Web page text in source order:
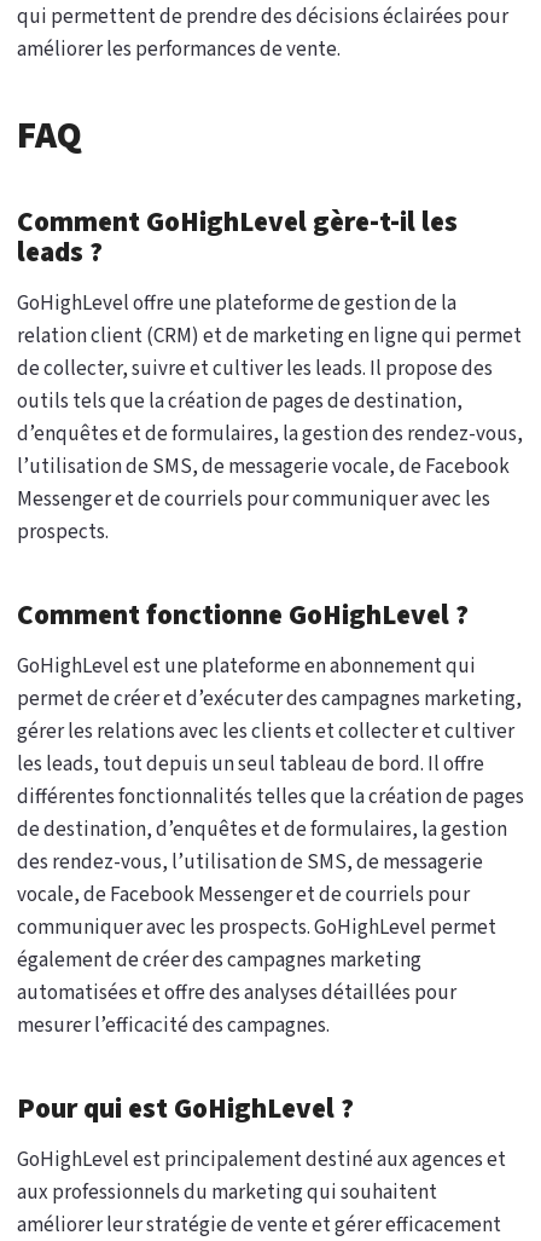
qui permettent de prendre des décisions éclairées pour
améliorer les performances de vente.
FAQ
Comment GoHighLevel gère-t-il les
leads ?
GoHighLevel offre une plateforme de gestion de la
relation client (CRM) et de marketing en ligne qui permet
de collecter, suivre et cultiver les leads. Il propose des
outils tels que la création de pages de destination,
d’enquêtes et de formulaires, la gestion des rendez-vous,
l’utilisation de SMS, de messagerie vocale, de Facebook
Messenger et de courriels pour communiquer avec les
prospects.
Comment fonctionne GoHighLevel ?
GoHighLevel est une plateforme en abonnement qui
permet de créer et d’exécuter des campagnes marketing,
gérer les relations avec les clients et collecter et cultiver
les leads, tout depuis un seul tableau de bord. Il offre
différentes fonctionnalités telles que la création de pages
de destination, d’enquêtes et de formulaires, la gestion
des rendez-vous, l’utilisation de SMS, de messagerie
vocale, de Facebook Messenger et de courriels pour
communiquer avec les prospects. GoHighLevel permet
également de créer des campagnes marketing
automatisées et offre des analyses détaillées pour
mesurer l’efficacité des campagnes.
Pour qui est GoHighLevel ?
GoHighLevel est principalement destiné aux agences et
aux professionnels du marketing qui souhaitent
améliorer leur stratégie de vente et gérer efficacement